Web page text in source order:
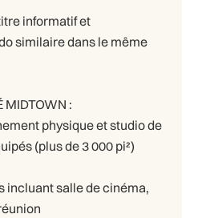
informatif et
similaire dans le même
MIDTOWN :
physique et studio de
(plus de 3 000 pi²)
incluant salle de cinéma,